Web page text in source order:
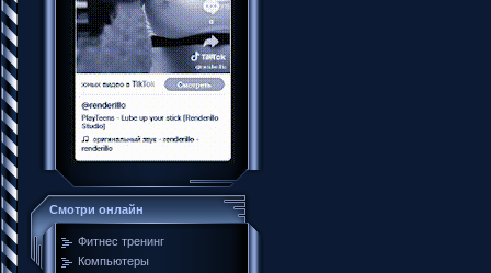
Смотри онлайн
Фитнес тренинг
Компьютеры